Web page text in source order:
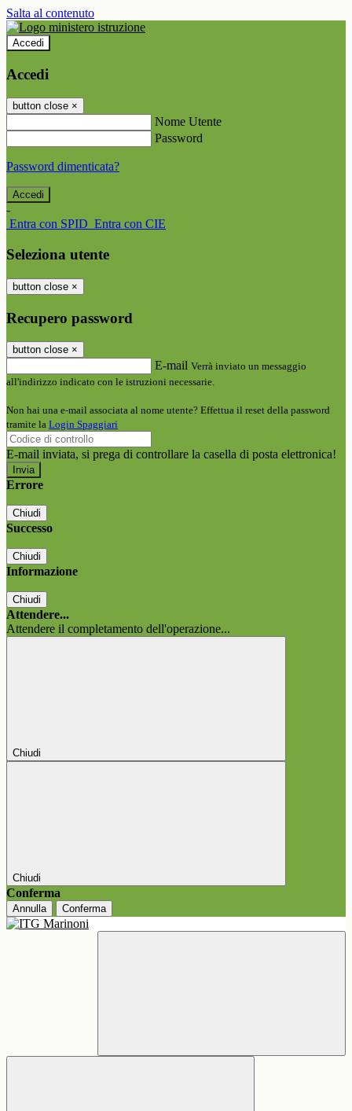
Salta al contenuto
Accedi
Accedi
button close ×
Nome Utente
Password
Password dimenticata?
-
Entra con SPID Entra con CIE
Seleziona utente
button close ×
Recupero password
button close ×
E-mail Verrà inviato un messaggio
all'indirizzo indicato con le istruzioni necessarie.
Non hai una e-mail associata al nome utente? Effettua il reset della password
tramite la Login Spaggiari
E-mail inviata, si prega di controllare la casella di posta elettronica!
Errore
Chiudi
Successo
Chiudi
Informazione
Chiudi
Attendere...
Attendere il completamento dell'operazione...
Chiudi
Chiudi
Conferma
Annulla Conferma